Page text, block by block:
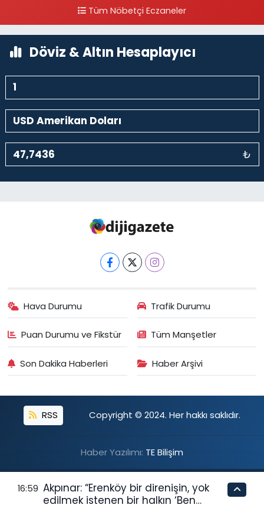
0 (212) 297 96 92 Yol Tarifi Al
Tüm Nöbetçi Eczaneler
Döviz & Altın Hesaplayıcı
₺
Hava Durumu Trafik Durumu
Puan Durumu ve Fikstür Tüm Manşetler
Son Dakika Haberleri Haber Arşivi
RSS Copyright © 2024. Her hakkı saklıdır.
Haber Yazılımı: TE Bilişim
16:59 Akpınar: “Erenköy bir direnişin, yok
edilmek istenen bir halkın ‘Ben